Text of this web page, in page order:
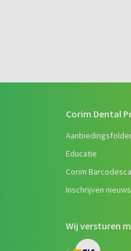
Corim Dental
Educatie
Corim
Inschrijven
Wij versturen